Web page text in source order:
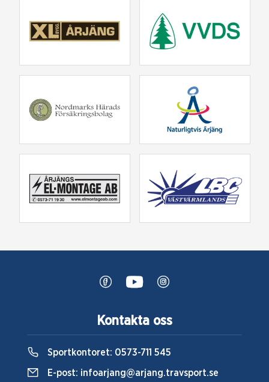
Kontakta oss
Sportkontoret: 0573-711 545
E-post: infoarjang@arjang.travsport.se